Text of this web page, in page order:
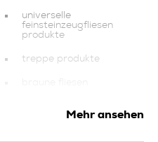
universelle
feinsteinzeugfliesen
produkte
treppe produkte
Mehr ansehen